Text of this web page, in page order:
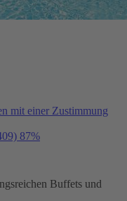
mit einer Zustimmung
87%
Buffets und